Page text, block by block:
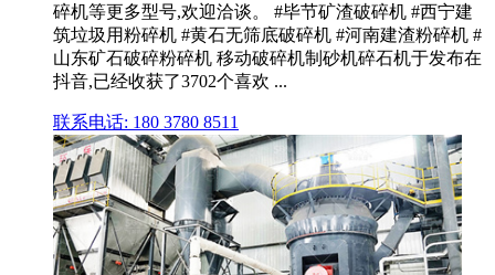
碎机等更多型号,欢迎洽谈。 #毕节矿渣破碎机 #西宁建
筑垃圾用粉碎机 #黄石无筛底破碎机 #河南建渣粉碎机 #
山东矿石破碎粉碎机 移动破碎机制砂机碎石机于发布在
抖音,已经收获了3702个喜欢 ...
联系电话: 180 3780 8511